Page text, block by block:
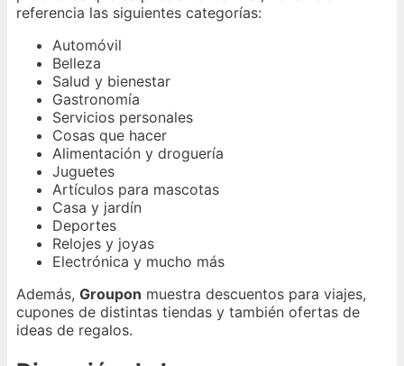
referencia las siguientes categorías:
Automóvil
Belleza
Salud y bienestar
Gastronomía
Servicios personales
Cosas que hacer
Alimentación y droguería
Juguetes
Artículos para mascotas
Casa y jardín
Deportes
Relojes y joyas
Electrónica y mucho más
Además, Groupon muestra descuentos para viajes,
cupones de distintas tiendas y también ofertas de
ideas de regalos.